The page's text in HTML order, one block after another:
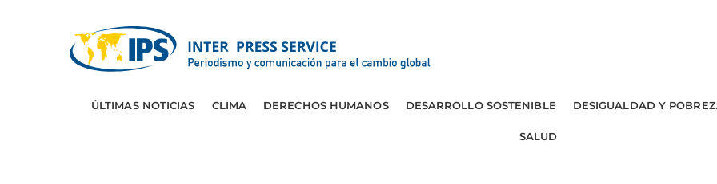
ÚLTIMAS NOTICIAS CLIMA DERECHOS HUMANOS DESARROLLO SOSTENIBLE DESIGUALDAD Y
SALUD